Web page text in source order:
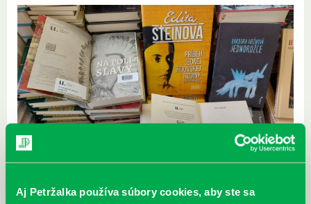
Aj Petržalka používa súbory cookies, aby ste sa